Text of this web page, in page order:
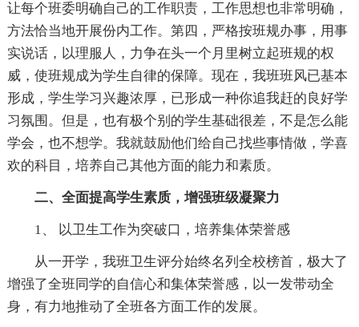
让每个班委明确自己的工作职责，工作思想也非常明确，
方法恰当地开展份内工作。第四，严格按班规办事，用事
实说话，以理服人，力争在头一个月里树立起班规的权
威，使班规成为学生自律的保障。现在，我班班风已基本
形成，学生学习兴趣浓厚，已形成一种你追我赶的良好学
习氛围。但是，也有极个别的学生基础很差，不是怎么能
学会，也不想学。我就鼓励他们给自己找些事情做，学喜
欢的科目，培养自己其他方面的能力和素质。
二、全面提高学生素质，增强班级凝聚力
1、 以卫生工作为突破口，培养集体荣誉感
从一开学，我班卫生评分始终名列全校榜首，极大了
增强了全班同学的自信心和集体荣誉感，以一发带动全
身，有力地推动了全班各方面工作的发展。